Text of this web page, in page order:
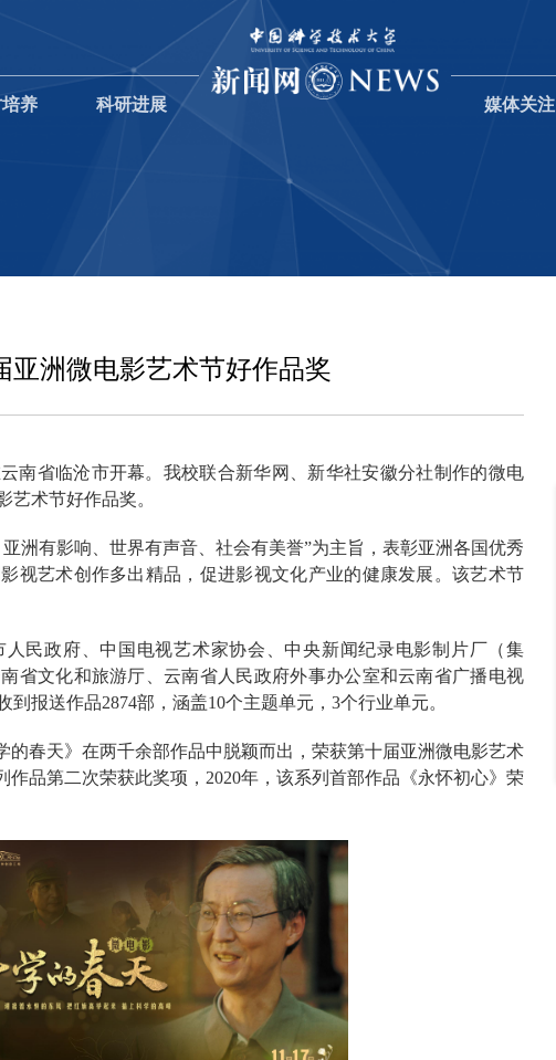
培养 科研进展 媒体关注
亚洲微电影艺术节好作品奖
南省临沧市开幕。我校联合新华网、新华社安徽分社制作的微电
艺术节好作品奖。
洲有影响、世界有声音、社会有美誉”为主旨，表彰亚洲各国优秀
视艺术创作多出精品，促进影视文化产业的健康发展。该艺术节
民政府、中国电视艺术家协会、中央新闻纪录电影制片厂（集
省文化和旅游厅、云南省人民政府外事办公室和云南省广播电视
报送作品2874部，涵盖10个主题单元，3个行业单元。
的春天》在两千余部作品中脱颖而出，荣获第十届亚洲微电影艺术
作品第二次荣获此奖项，2020年，该系列首部作品《永怀初心》荣